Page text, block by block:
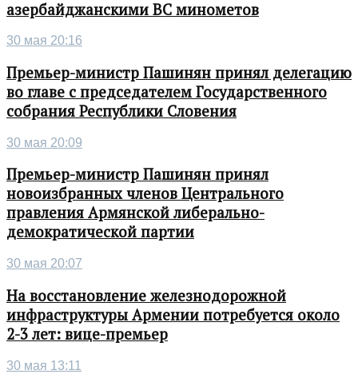
азербайджанскими ВС минометов
30 мая 20:16
Премьер-министр Пашинян принял делегацию
во главе с председателем Государственного
собрания Республики Словения
30 мая 20:09
Премьер-министр Пашинян принял
новоизбранных членов Центрального
правления Армянской либерально-
демократической партии
30 мая 20:07
На восстановление железнодорожной
инфраструктуры Армении потребуется около
2-3 лет: вице-премьер
30 мая 13:11